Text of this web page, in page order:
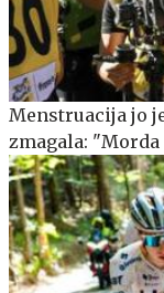
Menstruacija jo
zmagala: